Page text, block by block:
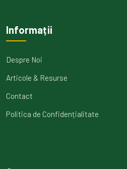
Informații
Despre Noi
Articole & Resurse
Contact
Politica de Confidențialitate